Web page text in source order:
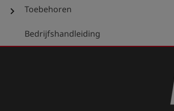
chevron_right Toebehoren
Bedrijfshandleiding